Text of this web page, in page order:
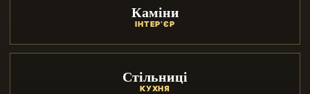
Каміни
ІНТЕР’ЄР
Стільниці
КУХНЯ